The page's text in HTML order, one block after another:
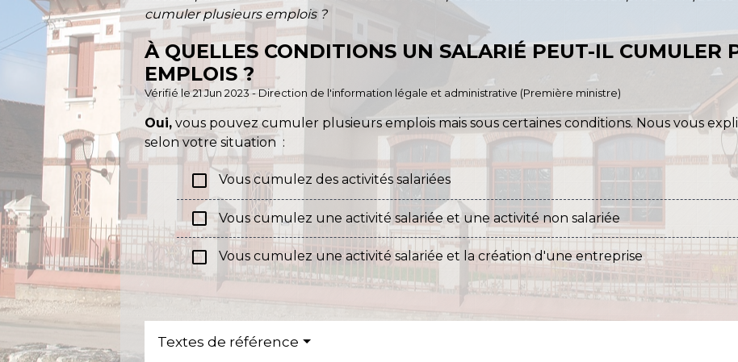
cumuler plusieurs emplois ?
À QUELLES CONDITIONS UN SALARIÉ PEUT-IL CUMULER
EMPLOIS ?
Vérifié le 21 Jun 2023 - Direction de l'information légale et administrative (Première ministre)
Oui, vous pouvez cumuler plusieurs emplois mais sous certaines conditions. Nous vous
selon votre situation :
check_box_outline_blank Vous cumulez des activités salariées
check_box_outline_blank Vous cumulez une activité salariée et une activité non salariée
check_box_outline_blank Vous cumulez une activité salariée et la création d'une entreprise
Textes de référence